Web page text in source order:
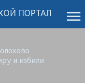
menu
ПОРТАЛ
и избили